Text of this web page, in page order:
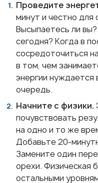
Проведите
минут и честно для
Высыпаетесь ли
сегодня? Когда в
сосредоточиться
в том, чем
энергии нуждается
очередь.
Начните с физики.
почувствовать
на одно и то же
Добавьте 20-
Замените один
орехи. Физическая
остальными